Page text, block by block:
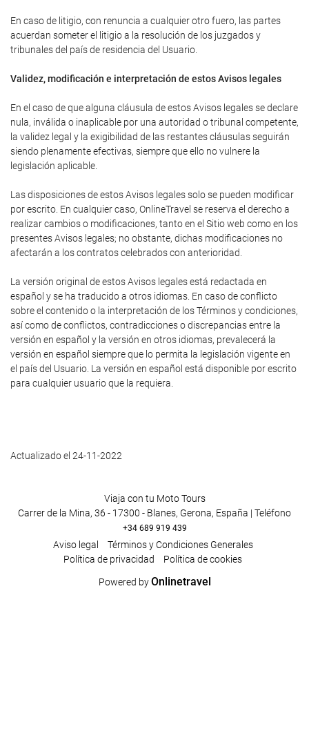
En caso de litigio, con renuncia a cualquier otro fuero, las partes
acuerdan someter el litigio a la resolución de los juzgados y
tribunales del país de residencia del Usuario.
Validez, modificación e interpretación de estos Avisos legales
En el caso de que alguna cláusula de estos Avisos legales se declare
nula, inválida o inaplicable por una autoridad o tribunal competente,
la validez legal y la exigibilidad de las restantes cláusulas seguirán
siendo plenamente efectivas, siempre que ello no vulnere la
legislación aplicable.
Las disposiciones de estos Avisos legales solo se pueden modificar
por escrito. En cualquier caso, OnlineTravel se reserva el derecho a
realizar cambios o modificaciones, tanto en el Sitio web como en los
presentes Avisos legales; no obstante, dichas modificaciones no
afectarán a los contratos celebrados con anterioridad.
La versión original de estos Avisos legales está redactada en
español y se ha traducido a otros idiomas. En caso de conflicto
sobre el contenido o la interpretación de los Términos y condiciones,
así como de conflictos, contradicciones o discrepancias entre la
versión en español y la versión en otros idiomas, prevalecerá la
versión en español siempre que lo permita la legislación vigente en
el país del Usuario. La versión en español está disponible por escrito
para cualquier usuario que la requiera.
Actualizado el 24-11-2022
Viaja con tu Moto Tours
Carrer de la Mina, 36 - 17300 - Blanes, Gerona, España | Teléfono
+34 689 919 439
Aviso legal
Términos y Condiciones Generales
Política de privacidad
Política de cookies
Powered byOnlinetravel